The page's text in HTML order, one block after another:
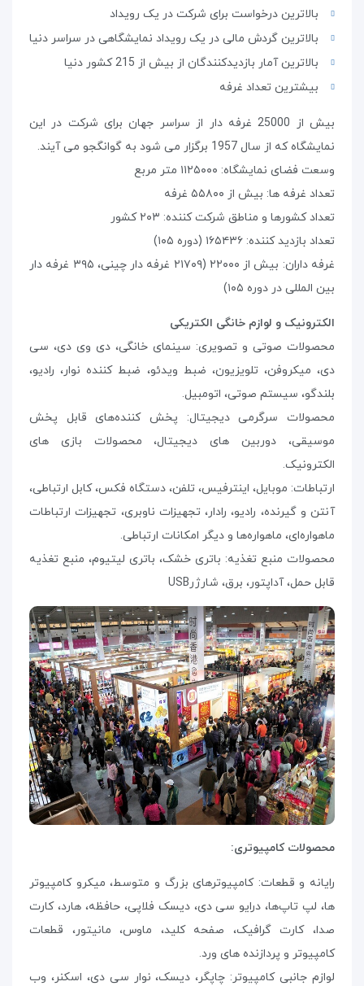
بالاترین درخواست برای شرکت در یک رویداد
بالاترین گردش مالی در یک رویداد نمایشگاهی در سراسر دنیا
بالاترین آمار بازدیدکنندگان از بیش از 215 کشور دنیا
بیشترین تعداد غرفه
بیش از 25000 غرفه‌ دار از سراسر جهان برای شرکت در این
نمایشگاه که از سال 1957 برگزار می شود به گوانگجو می آیند.
وسعت فضای نمایشگاه: ۱۱۲۵۰۰۰ متر مربع
تعداد غرفه ها: بیش از ۵۵۸۰۰ غرفه
تعداد کشورها و مناطق شرکت کننده: ۲۰۳ کشور
تعداد بازدید کننده: ۱۶۵۴۳۶ (دوره ۱۰۵)
غرفه داران: بیش از ۲۲۰۰۰ (۲۱۷۰۹ غرفه دار چینی، ۳۹۵ غرفه دار
بین المللی در دوره ۱۰۵)
الکترونیک و لوازم خانگی الکتریکی
محصولات صوتی و تصویری: سینمای خانگی، دی وی دی، سی
دی، میکروفن، تلویزیون، ضبط ویدئو، ضبط کننده نوار، رادیو،
بلندگو، سیستم صوتی، اتومبیل.
محصولات سرگرمی دیجیتال: پخش کننده‌های قابل پخش
موسیقی، دوربین های دیجیتال، محصولات بازی های
الکترونیک.
ارتباطات: موبایل، اینترفیس، تلفن، دستگاه فکس، کابل ارتباطی،
آنتن و گیرنده، رادیو، رادار، تجهیزات ناوبری، تجهیزات ارتباطات
ماهواره‌ای، ماهواره‌ها و دیگر امکانات ارتباطی.
محصولات منبع تغذیه: باتری خشک، باتری لیتیوم، منبع تغذیه
قابل حمل، آداپتور، برق، شارژرUSB
محصولات کامپیوتری:
رایانه و قطعات: کامپیوترهای بزرگ و متوسط، میکرو کامپیوتر
ها، لپ تاپ‌ها، درایو سی دی، دیسک فلاپی، حافظه، هارد، کارت
صدا، کارت گرافیک، صفحه کلید، ماوس، مانیتور، قطعات
کامپیوتر و پردازنده های ورد.
لوازم جانبی کامپیوتر: چاپگر، دیسک، نوار سی دی، اسکنر، وب